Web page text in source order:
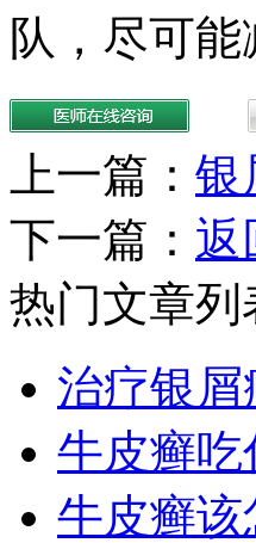
队，尽可
上一篇： 银
下一篇： 返
热门文章列
治疗银
牛皮癣吃
牛皮癣